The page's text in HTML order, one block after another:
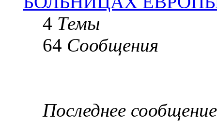
4 Темы
64 Сообщения
Последнее сообщение